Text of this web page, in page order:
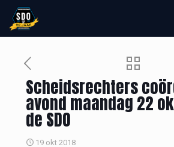
Scheidsrechters
avond maandag 22
de SDO
19 okt 2018